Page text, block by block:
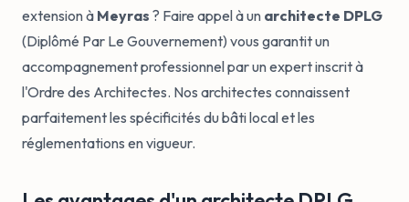
extension à Meyras ? Faire appel à un architecte DPLG
(Diplômé Par Le Gouvernement) vous garantit un
accompagnement professionnel par un expert inscrit à
l'Ordre des Architectes. Nos architectes connaissent
parfaitement les spécificités du bâti local et les
réglementations en vigueur.